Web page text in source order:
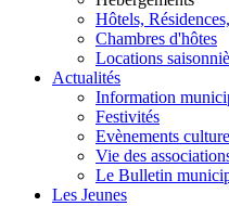
Hôtels,
Chambres d'hôtes
Locations
Actualités
Information
Festivités
Evènements
Vie des
Le Bulletin
Les Jeunes